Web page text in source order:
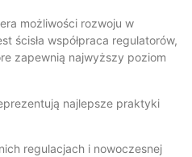
możliwości rozwoju w
ścisła współpraca regulatorów,
zapewnią najwyższy poziom
najlepsze praktyki
regulacjach i nowoczesnej